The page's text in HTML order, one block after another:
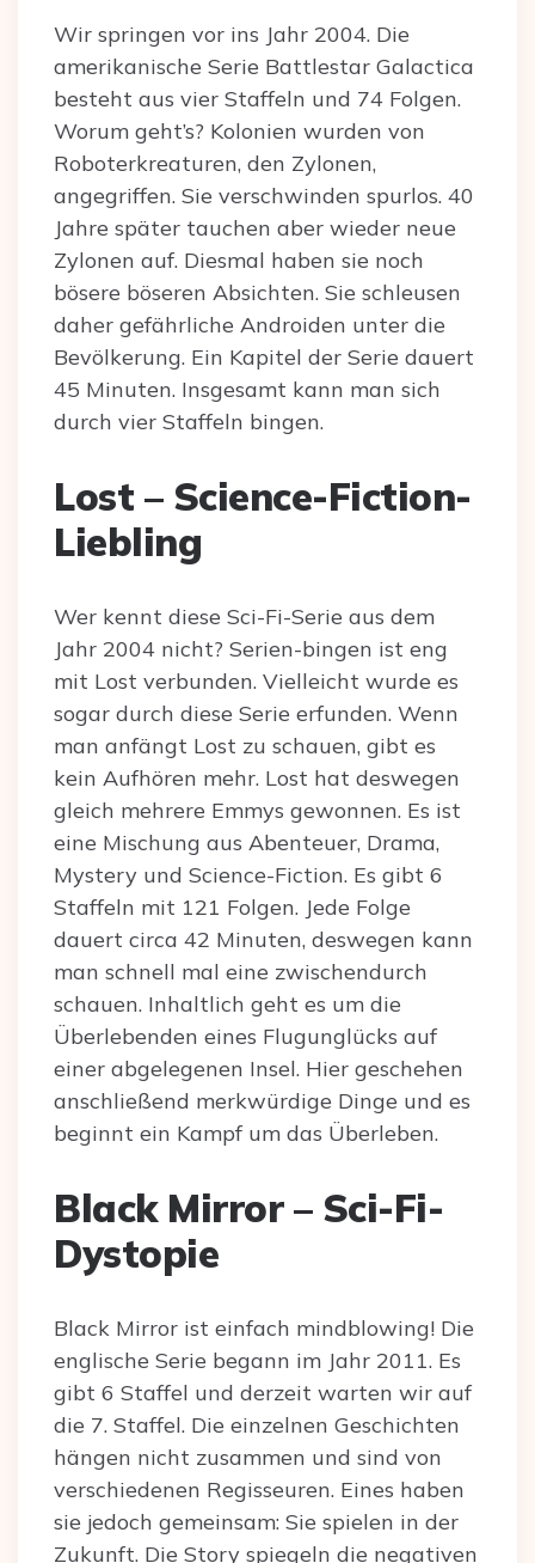
Wir springen vor ins Jahr 2004. Die
amerikanische Serie Battlestar Galactica
besteht aus vier Staffeln und 74 Folgen.
Worum geht’s? Kolonien wurden von
Roboterkreaturen, den Zylonen,
angegriffen. Sie verschwinden spurlos. 40
Jahre später tauchen aber wieder neue
Zylonen auf. Diesmal haben sie noch
bösere böseren Absichten. Sie schleusen
daher gefährliche Androiden unter die
Bevölkerung. Ein Kapitel der Serie dauert
45 Minuten. Insgesamt kann man sich
durch vier Staffeln bingen.
Lost – Science-Fiction-
Liebling
Wer kennt diese Sci-Fi-Serie aus dem
Jahr 2004 nicht? Serien-bingen ist eng
mit Lost verbunden. Vielleicht wurde es
sogar durch diese Serie erfunden. Wenn
man anfängt Lost zu schauen, gibt es
kein Aufhören mehr. Lost hat deswegen
gleich mehrere Emmys gewonnen. Es ist
eine Mischung aus Abenteuer, Drama,
Mystery und Science-Fiction. Es gibt 6
Staffeln mit 121 Folgen. Jede Folge
dauert circa 42 Minuten, deswegen kann
man schnell mal eine zwischendurch
schauen. Inhaltlich geht es um die
Überlebenden eines Flugunglücks auf
einer abgelegenen Insel. Hier geschehen
anschließend merkwürdige Dinge und es
beginnt ein Kampf um das Überleben.
Black Mirror – Sci-Fi-
Dystopie
Black Mirror ist einfach mindblowing! Die
englische Serie begann im Jahr 2011. Es
gibt 6 Staffel und derzeit warten wir auf
die 7. Staffel. Die einzelnen Geschichten
hängen nicht zusammen und sind von
verschiedenen Regisseuren. Eines haben
sie jedoch gemeinsam: Sie spielen in der
Zukunft. Die Story spiegeln die negativen